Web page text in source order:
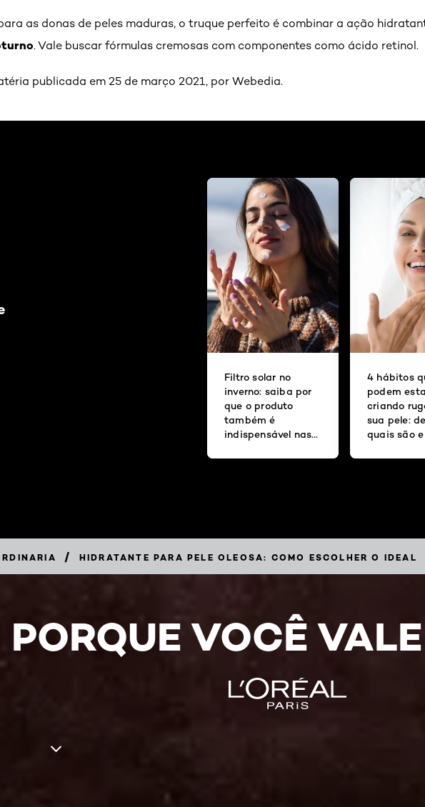
as donas de peles maduras, o truque perfeito é combinar a ação
. Vale buscar fórmulas cremosas com componentes como ácido retinol.
publicada em 25 de março 2021, por Webedia.
Filtro solar no
inverno: saiba por
que o produto
também é
indispensável nas
frias
4 hábitos
podem
criando
sua pele:
quais são
/ HIDRATANTE PARA PELE OLEOSA: COMO ESCOLHER O IDEAL
PORQUE VOCÊ